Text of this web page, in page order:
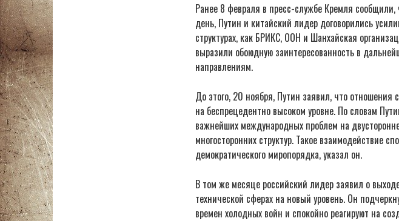
Ранее 8 февраля в пресс-службе Кремля сообщили,
день, Путин и китайский лидер договорились
структурах, как БРИКС, ООН и Шанхайская
выразили обоюдную заинтересованность в
направлениям.
До этого, 20 ноября, Путин заявил, что отношения
на беспрецедентно высоком уровне. По словам
важнейших международных проблем на
многосторонних структур. Такое взаимодействие
демократического миропорядка, указал он.
В том же месяце российский лидер заявил о
технической сферах на новый уровень. Он
времен холодных войн и спокойно реагируют на